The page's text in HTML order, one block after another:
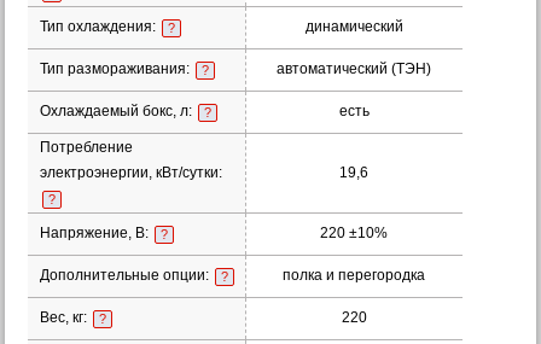
Тип охлаждения: ? динамический
Тип размораживания: ? автоматический (ТЭН)
Охлаждаемый бокс, л: ? есть
Потребление
электроэнергии, кВт/сутки:
?
19,6
Напряжение, В: ? 220 ±10%
Дополнительные опции: ? полка и перегородка
Вес, кг: ? 220